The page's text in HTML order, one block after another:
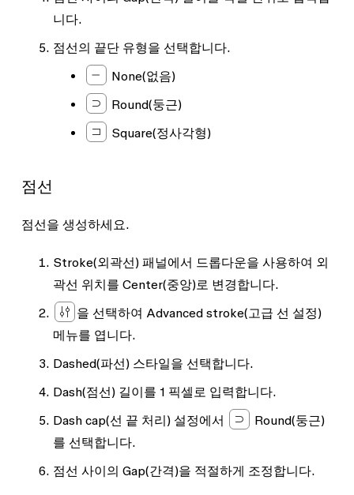
니다.
점선의 끝단 유형을 선택합니다.
None(없음)
Round(둥근)
Square(정사각형)
점선
점선을 생성하세요.
Stroke(외곽선) 패널에서 드롭다운을 사용하여 외
곽선 위치를 Center(중앙)로 변경합니다.
을 선택하여 Advanced stroke(고급 선 설정)
메뉴를 엽니다.
Dashed(파선) 스타일을 선택합니다.
Dash(점선) 길이를 1 픽셀로 입력합니다.
Dash cap(선 끝 처리) 설정에서 Round(둥근)
를 선택합니다.
점선 사이의 Gap(간격)을 적절하게 조정합니다.